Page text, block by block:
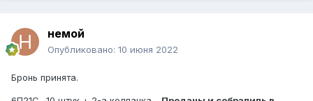
немой
Опубликовано: 10 июня 2022
Бронь принята.